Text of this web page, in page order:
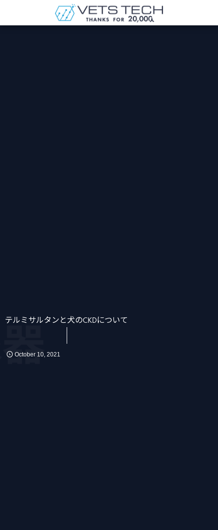
テルミサルタンと犬のCKDについて
October 10, 2021